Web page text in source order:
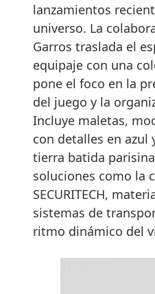
lanzamientos
universo. La
Garros traslada el
equipaje con una
pone el foco en la
del juego y la
Incluye maletas,
con detalles en azul
tierra batida
soluciones como la
SECURITECH,
sistemas de
ritmo dinámico del